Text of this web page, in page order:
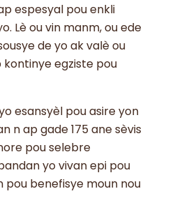
espesyal pou enkli
Lè ou vin manm, ou ede
de yo ak valè ou
egziste pou
esansyèl pou asire yon
n ap gade 175 ane sèvis
pou selebre
yo vivan epi pou
benefisye moun nou